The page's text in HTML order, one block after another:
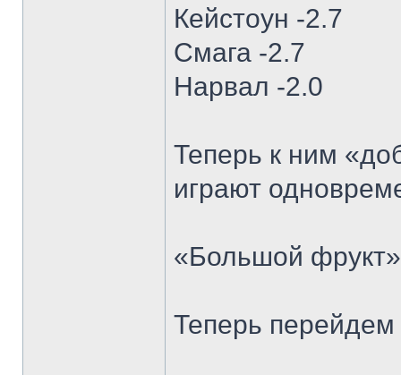
Кейстоун -2.7
Смага -2.7
Нарвал -2.0
Теперь к ним
играют
«Большой
Теперь